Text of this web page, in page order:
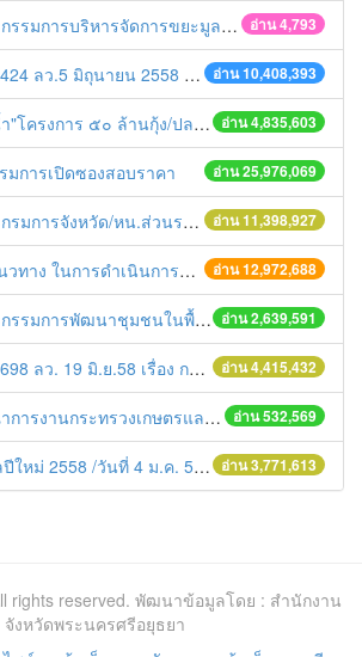
อ่าน 4,793
การขยะมูลฝอยของจังหวัดพระนครศรีอยุธยา ครั้งที่ 2/2557
อ่าน 10,408,393
งานที่สมัครเข้าร่วมโครงการพัฒนาหน่วยงานต้นแบบในการจัดตั้งศูนย์ข้อมูลข่าวสารของราชการฯ ประจำปีงบประมาณ พ.ศ. 2558
อ่าน 4,835,603
๕๐ ล้านกุ้ง/ปลา ฟื้นชีวิตใหม่ให้เจ้าพระยา
อ่าน 25,976,069
การเปิดซองสอบราคา
อ่าน 11,398,927
หน.ส่วนราชการประจำเดือน มิถุนายน 2558
อ่าน 12,972,688
นินการประกอบการตรวจราชการแบบบูรณาการ
อ่าน 2,639,591
ไฟฟ้า (คพรฟ.) ครั้งที่ 2/2558 กองทุนพัฒนาไฟฟ้าบริษัท โรจนะเพาเวอร์ จำกัด
อ่าน 4,415,432
.58 เรื่อง การแก้ไขปัญหาหนี้สินให้แก่เกษตรกร
อ่าน 532,569
เกษตรและสหกรณ์สู่การปฏิบัติในระดับพื้นที่ ครั้งที่1/2558
อ่าน 3,771,613
ใหม่ 2558 /วันที่ 4 ม.ค. 58
rights reserved. พัฒนาข้อมูลโดย : สำนักงาน
จังหวัดพระนครศรีอยุธยา